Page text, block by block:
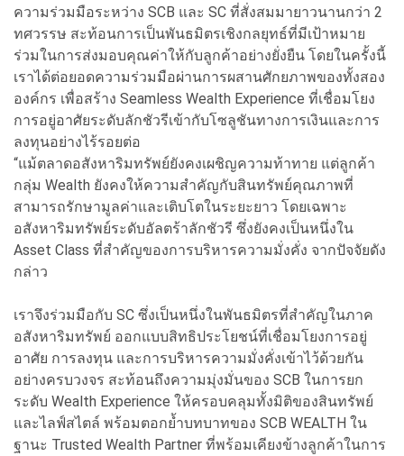
ความร่วมมือระหว่าง SCB และ SC ที่สั่งสมมายาวนานกว่า 2
ทศวรรษ สะท้อนการเป็นพันธมิตรเชิงกลยุทธ์ที่มีเป้าหมาย
ร่วมในการส่งมอบคุณค่าให้กับลูกค้าอย่างยั่งยืน โดยในครั้งนี้
เราได้ต่อยอดความร่วมมือผ่านการผสานศักยภาพของทั้งสอง
องค์กร เพื่อสร้าง Seamless Wealth Experience ที่เชื่อมโยง
การอยู่อาศัยระดับลักชัวรีเข้ากับโซลูชันทางการเงินและการ
ลงทุนอย่างไร้รอยต่อ
“แม้ตลาดอสังหาริมทรัพย์ยังคงเผชิญความท้าทาย แต่ลูกค้า
กลุ่ม Wealth ยังคงให้ความสำคัญกับสินทรัพย์คุณภาพที่
สามารถรักษามูลค่าและเติบโตในระยะยาว โดยเฉพาะ
อสังหาริมทรัพย์ระดับอัลตร้าลักชัวรี ซึ่งยังคงเป็นหนึ่งใน
Asset Class ที่สำคัญของการบริหารความมั่งคั่ง จากปัจจัยดัง
กล่าว
เราจึงร่วมมือกับ SC ซึ่งเป็นหนึ่งในพันธมิตรที่สำคัญในภาค
อสังหาริมทรัพย์ ออกแบบสิทธิประโยชน์ที่เชื่อมโยงการอยู่
อาศัย การลงทุน และการบริหารความมั่งคั่งเข้าไว้ด้วยกัน
อย่างครบวงจร สะท้อนถึงความมุ่งมั่นของ SCB ในการยก
ระดับ Wealth Experience ให้ครอบคลุมทั้งมิติของสินทรัพย์
และไลฟ์สไตล์ พร้อมตอกย้ำบทบาทของ SCB WEALTH ใน
ฐานะ Trusted Wealth Partner ที่พร้อมเคียงข้างลูกค้าในการ